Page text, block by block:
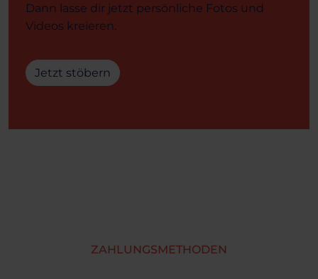
Dann lasse dir jetzt persönliche Fotos und
Videos kreieren.
Jetzt stöbern
ZAHLUNGSMETHODEN